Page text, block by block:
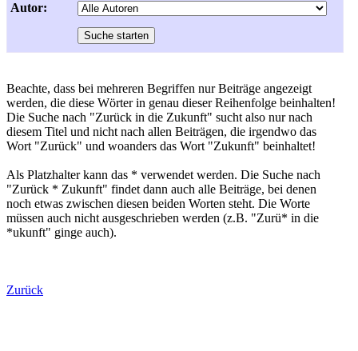
Autor:
Beachte, dass bei mehreren Begriffen nur Beiträge angezeigt
werden, die diese Wörter in genau dieser Reihenfolge beinhalten!
Die Suche nach "Zurück in die Zukunft" sucht also nur nach
diesem Titel und nicht nach allen Beiträgen, die irgendwo das
Wort "Zurück" und woanders das Wort "Zukunft" beinhaltet!
Als Platzhalter kann das * verwendet werden. Die Suche nach
"Zurück * Zukunft" findet dann auch alle Beiträge, bei denen
noch etwas zwischen diesen beiden Worten steht. Die Worte
müssen auch nicht ausgeschrieben werden (z.B. "Zurü* in die
*ukunft" ginge auch).
Zurück